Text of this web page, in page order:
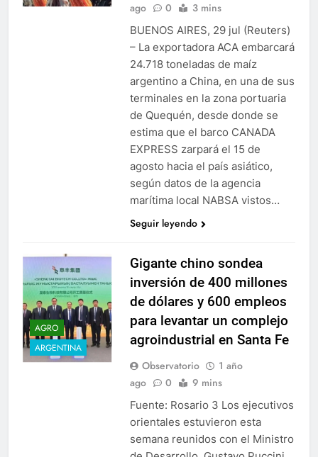
ago
0 3 mins
BUENOS AIRES, 29 jul (Reuters)
– La exportadora ACA embarcará
24.718 toneladas de maíz
argentino a China, en una de sus
terminales en la zona portuaria
de Quequén, desde donde se
estima que el barco CANADA
EXPRESS zarpará el 15 de
agosto hacia el país asiático,
según datos de la agencia
marítima local NABSA vistos…
Seguir leyendo
AGRO
ARGENTINA
Gigante chino sondea
inversión de 400 millones
de dólares y 600 empleos
para levantar un complejo
agroindustrial en Santa Fe
Observatorio
1 año
ago
0 9 mins
Fuente: Rosario 3 Los ejecutivos
orientales estuvieron esta
semana reunidos con el Ministro